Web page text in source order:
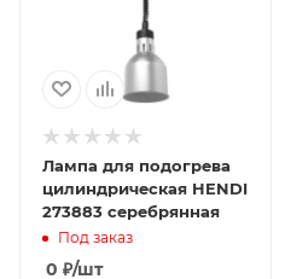
Лампа для подогрева
цилиндрическая HENDI
273883 серебрянная
Под заказ
0 ₽/шт